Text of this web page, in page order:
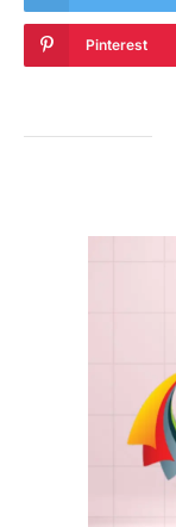
Pinterest